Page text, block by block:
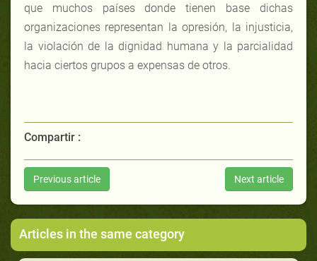
que muchos países donde tienen base dichas
organizaciones representan la opresión, la injusticia,
la violación de la dignidad humana y la parcialidad
hacia ciertos grupos a expensas de otros.
Compartir :
Previous article Next article
Articles in the same category